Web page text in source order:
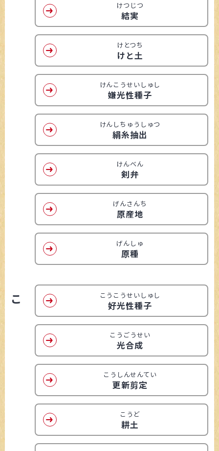
けつじつ
結実
けとつち
けと土
けんこうせいしゅし
嫌光性種子
けんしちゅうしゅつ
絹糸抽出
けんべん
剣弁
げんさんち
原産地
げんしゅ
原種
こ こうこうせいしゅし
好光性種子
こうごうせい
光合成
こうしんせんてい
更新剪定
こうど
耕土